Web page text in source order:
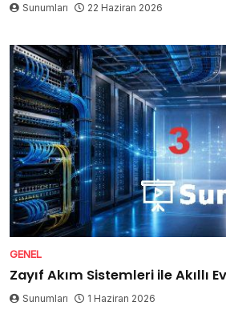
Sunumları 22 Haziran 2026
GENEL
Zayıf Akım Sistemleri ile Akıllı
Sunumları 1 Haziran 2026